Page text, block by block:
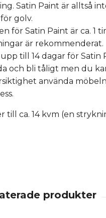
Satin Paint är alltså
golv.
för Satin Paint är ca. 1
är rekommenderat.
till 14 dagar för Satin
och bli tåligt men du
använda möbeln
till ca. 14 kvm (en